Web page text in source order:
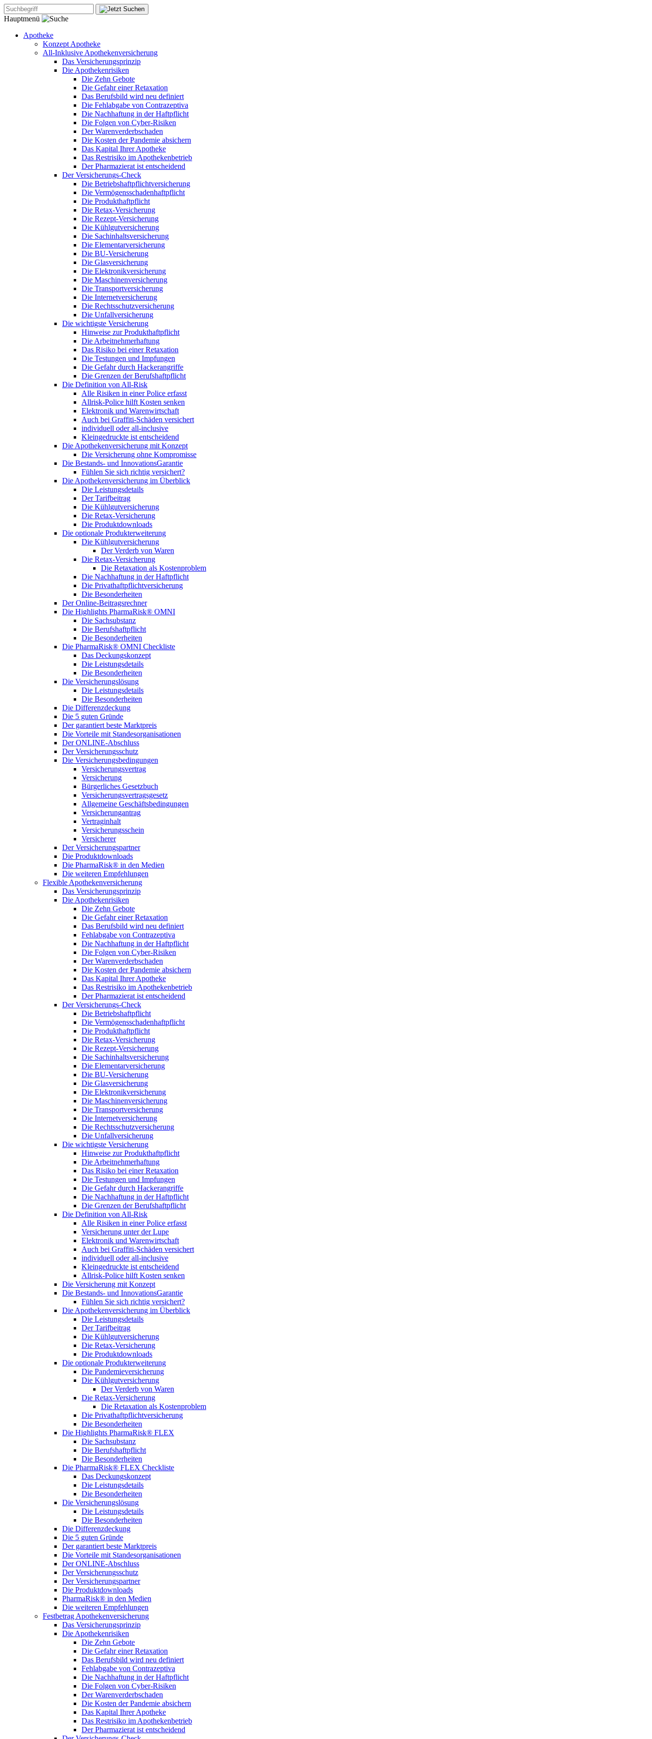
Hauptmenü
Apotheke
Konzept Apotheke
All-Inklusive Apothekenversicherung
Das Versicherungsprinzip
Die Apothekenrisiken
Die Zehn Gebote
Die Gefahr einer Retaxation
Das Berufsbild wird neu definiert
Die Fehlabgabe von Contrazeptiva
Die Nachhaftung in der Haftpflicht
Die Folgen von Cyber-Risiken
Der Warenverderbschaden
Die Kosten der Pandemie absichern
Das Kapital Ihrer Apotheke
Das Restrisiko im Apothekenbetrieb
Der Pharmazierat ist entscheidend
Der Versicherungs-Check
Die Betriebshaftpflichtversicherung
Die Vermögensschadenhaftpflicht
Die Produkthaftpflicht
Die Retax-Versicherung
Die Rezept-Versicherung
Die Kühlgutversicherung
Die Sachinhaltsversicherung
Die Elementarversicherung
Die BU-Versicherung
Die Glasversicherung
Die Elektronikversicherung
Die Maschinenversicherung
Die Transportversicherung
Die Internetversicherung
Die Rechtsschutzversicherung
Die Unfallversicherung
Die wichtigste Versicherung
Hinweise zur Produkthaftpflicht
Die Arbeitnehmerhaftung
Das Risiko bei einer Retaxation
Die Testungen und Impfungen
Die Gefahr durch Hackerangriffe
Die Grenzen der Berufshaftpflicht
Die Definition von All-Risk
Alle Risiken in einer Police erfasst
Allrisk-Police hilft Kosten senken
Elektronik und Warenwirtschaft
Auch bei Graffiti-Schäden versichert
individuell oder all-inclusive
Kleingedruckte ist entscheidend
Die Apothekenversicherung mit Konzept
Die Versicherung ohne Kompromisse
Die Bestands- und InnovationsGarantie
Fühlen Sie sich richtig versichert?
Die Apothekenversicherung im Überblick
Die Leistungsdetails
Der Tarifbeitrag
Die Kühlgutversicherung
Die Retax-Versicherung
Die Produktdownloads
Die optionale Produkterweiterung
Die Kühlgutversicherung
Der Verderb von Waren
Die Retax-Versicherung
Die Retaxation als Kostenproblem
Die Nachhaftung in der Haftpflicht
Die Privathaftpflichtversicherung
Die Besonderheiten
Der Online-Beitragsrechner
Die Highlights PharmaRisk® OMNI
Die Sachsubstanz
Die Berufshaftpflicht
Die Besonderheiten
Die PharmaRisk® OMNI Checkliste
Das Deckungskonzept
Die Leistungsdetails
Die Besonderheiten
Die Versicherungslösung
Die Leistungsdetails
Die Besonderheiten
Die Differenzdeckung
Die 5 guten Gründe
Der garantiert beste Marktpreis
Die Vorteile mit Standesorganisationen
Der ONLINE-Abschluss
Der Versicherungsschutz
Die Versicherungsbedingungen
Versicherungsvertrag
Versicherung
Bürgerliches Gesetzbuch
Versicherungsvertragsgesetz
Allgemeine Geschäftsbedingungen
Versicherungantrag
Vertraginhalt
Versicherungsschein
Versicherer
Der Versicherungspartner
Die Produktdownloads
Die PharmaRisk® in den Medien
Die weiteren Empfehlungen
Flexible Apothekenversicherung
Das Versicherungsprinzip
Die Apothekenrisiken
Die Zehn Gebote
Die Gefahr einer Retaxation
Das Berufsbild wird neu definiert
Fehlabgabe von Contrazeptiva
Die Nachhaftung in der Haftpflicht
Die Folgen von Cyber-Risiken
Der Warenverderbschaden
Die Kosten der Pandemie absichern
Das Kapital Ihrer Apotheke
Das Restrisiko im Apothekenbetrieb
Der Pharmazierat ist entscheidend
Der Versicherungs-Check
Die Betriebshaftpflicht
Die Vermögensschadenhaftpflicht
Die Produkthaftpflicht
Die Retax-Versicherung
Die Rezept-Versicherung
Die Sachinhaltsversicherung
Die Elementarversicherung
Die BU-Versicherung
Die Glasversicherung
Die Elektronikversicherung
Die Maschinenversicherung
Die Transportversicherung
Die Internetversicherung
Die Rechtsschutzversicherung
Die Unfallversicherung
Die wichtigste Versicherung
Hinweise zur Produkthaftpflicht
Die Arbeitnehmerhaftung
Das Risiko bei einer Retaxation
Die Testungen und Impfungen
Die Gefahr durch Hackerangriffe
Die Nachhaftung in der Haftpflicht
Die Grenzen der Berufshaftpflicht
Die Definition von All-Risk
Alle Risiken in einer Police erfasst
Versicherung unter der Lupe
Elektronik und Warenwirtschaft
Auch bei Graffiti-Schäden versichert
individuell oder all-inclusive
Kleingedruckte ist entscheidend
Allrisk-Police hilft Kosten senken
Die Versicherung mit Konzept
Die Bestands- und InnovationsGarantie
Fühlen Sie sich richtig versichert?
Die Apothekenversicherung im Überblick
Die Leistungsdetails
Der Tarifbeitrag
Die Kühlgutversicherung
Die Retax-Versicherung
Die Produktdownloads
Die optionale Produkterweiterung
Die Pandemieversicherung
Die Kühlgutversicherung
Der Verderb von Waren
Die Retax-Versicherung
Die Retaxation als Kostenproblem
Die Privathaftpflichtversicherung
Die Besonderheiten
Die Highlights PharmaRisk® FLEX
Die Sachsubstanz
Die Berufshaftpflicht
Die Besonderheiten
Die PharmaRisk® FLEX Checkliste
Das Deckungskonzept
Die Leistungsdetails
Die Besonderheiten
Die Versicherungslösung
Die Leistungsdetails
Die Besonderheiten
Die Differenzdeckung
Die 5 guten Gründe
Der garantiert beste Marktpreis
Die Vorteile mit Standesorganisationen
Der ONLINE-Abschluss
Der Versicherungsschutz
Der Versicherungspartner
Die Produktdownloads
PharmaRisk® in den Medien
Die weiteren Empfehlungen
Festbetrag Apothekenversicherung
Das Versicherungsprinzip
Die Apothekenrisiken
Die Zehn Gebote
Die Gefahr einer Retaxation
Das Berufsbild wird neu definiert
Fehlabgabe von Contrazeptiva
Die Nachhaftung in der Haftpflicht
Die Folgen von Cyber-Risiken
Der Warenverderbschaden
Die Kosten der Pandemie absichern
Das Kapital Ihrer Apotheke
Das Restrisiko im Apothekenbetrieb
Der Pharmazierat ist entscheidend